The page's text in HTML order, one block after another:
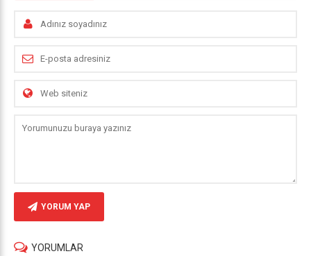
YORUM YAP
YORUMLAR